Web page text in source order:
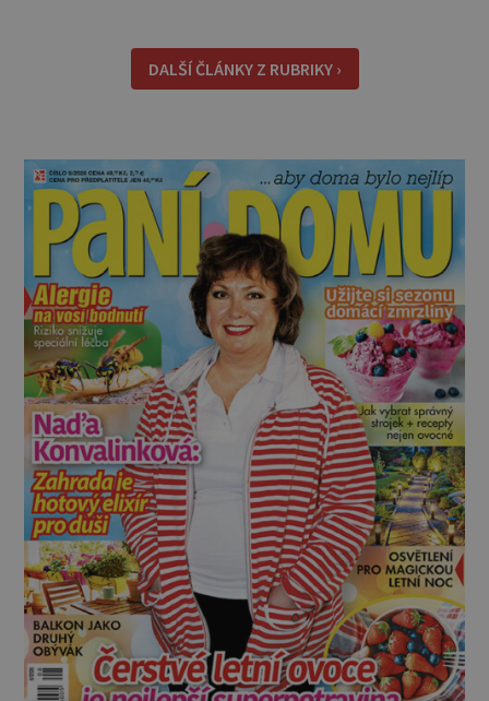
pracujete na směny. Noční práce či jakékoli
nepřirozené bdě
DALŠÍ ČLÁNKY Z RUBRIKY ›